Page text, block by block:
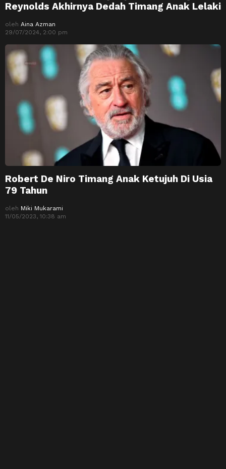
Reynolds Akhirnya Dedah Timang Anak Lelaki
oleh Aina Azman
29/07/2024, 2:00 pm
Robert De Niro Timang Anak Ketujuh Di Usia
79 Tahun
oleh Miki Mukarami
11/05/2023, 10:38 am